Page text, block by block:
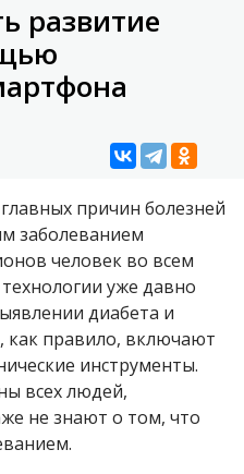
развитие
причин болезней
заболеванием
человек во всем
уже давно
диабета и
как правило, включают
инструменты.
всех людей,
не знают о том, что